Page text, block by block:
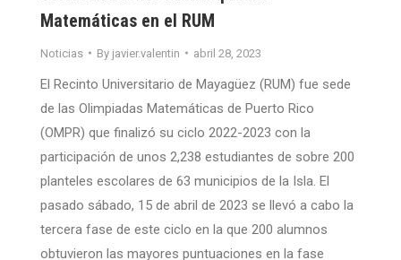
Matemáticas en el RUM
Noticias By javier.valentin abril 28, 2023
El Recinto Universitario de Mayagüez (RUM) fue sede
de las Olimpiadas Matemáticas de Puerto Rico
(OMPR) que finalizó su ciclo 2022-2023 con la
participación de unos 2,238 estudiantes de sobre 200
planteles escolares de 63 municipios de la Isla. El
pasado sábado, 15 de abril de 2023 se llevó a cabo la
tercera fase de este ciclo en la que 200 alumnos
obtuvieron las mayores puntuaciones en la fase